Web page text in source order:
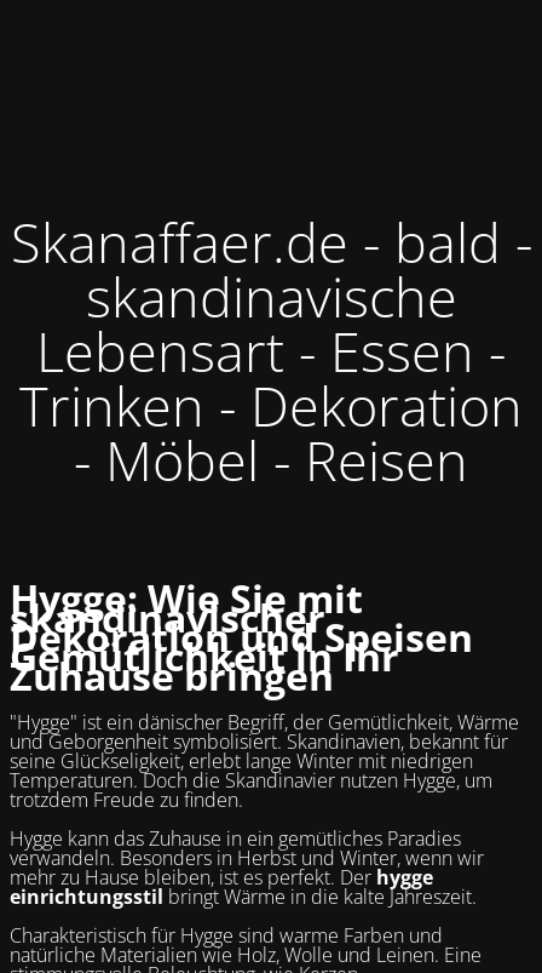
Skanaffaer.de - bald -
skandinavische
Lebensart - Essen -
Trinken - Dekoration
- Möbel - Reisen
Hygge: Wie Sie mit
skandinavischer
Dekoration und Speisen
Gemütlichkeit in Ihr
Zuhause bringen
"Hygge" ist ein dänischer Begriff, der Gemütlichkeit, Wärme
und Geborgenheit symbolisiert. Skandinavien, bekannt für
seine Glückseligkeit, erlebt lange Winter mit niedrigen
Temperaturen. Doch die Skandinavier nutzen Hygge, um
trotzdem Freude zu finden.
Hygge kann das Zuhause in ein gemütliches Paradies
verwandeln. Besonders in Herbst und Winter, wenn wir
mehr zu Hause bleiben, ist es perfekt. Der hygge
einrichtungsstil bringt Wärme in die kalte Jahreszeit.
Charakteristisch für Hygge sind warme Farben und
natürliche Materialien wie Holz, Wolle und Leinen. Eine